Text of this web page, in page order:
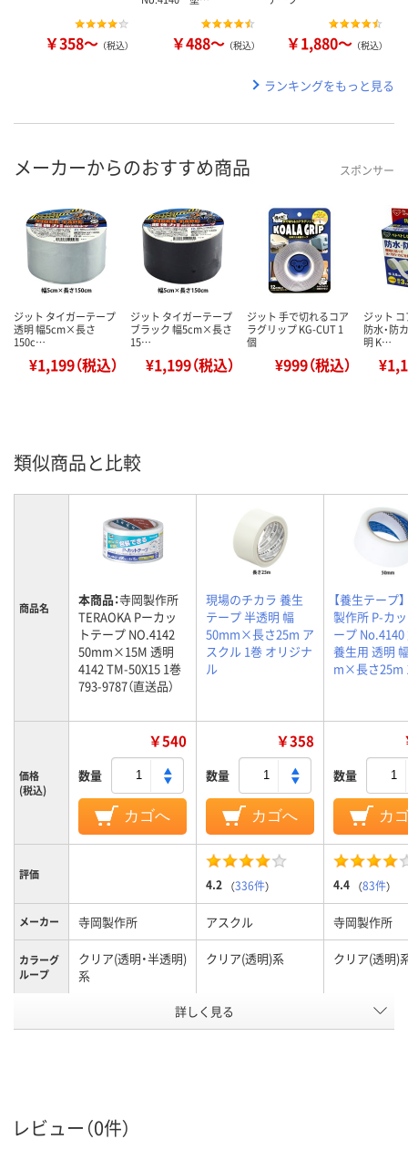
￥358～ （税込） ￥488～ （税込） ￥1,880～ （税込）
ランキングをもっと見る
メーカーからのおすすめ商品 スポンサー
ジット タイガーテープ
透明 幅5cm×長さ
150c…
¥1,199（税込）
ジット タイガーテープ
ブラック 幅5cm×長さ
15…
¥1,199（税込）
ジット 手で切れるコア
ラグリップ KG-CUT 1
個
¥999（税込）
ジット
防水・防
明 K…
類似商品と比較
商品名 本商品：寺岡製作所
TERAOKA Pーカッ
トテープ NO.4142
50mm×15M 透明
4142 TM-50X15 1巻
793-9787（直送品）
現場のチカラ 養生
テープ 半透明 幅
50mm×長さ25m ア
スクル 1巻 オリジナ
ル
【養生テープ
製作所 P-カ
ープ No.4140
養生用 透明
m×長さ25m
価格
(税込)
￥540
数量
カゴへ
￥358
数量
カゴへ
数量
カ
評価
4.2 （336件） 4.4 （83件）
メーカー 寺岡製作所 アスクル 寺岡製作所
カラーグ
ループ
クリア(透明・半透明)
系
クリア(透明)系 クリア(透明)
10 20
詳しく見る
レビュー（0件）